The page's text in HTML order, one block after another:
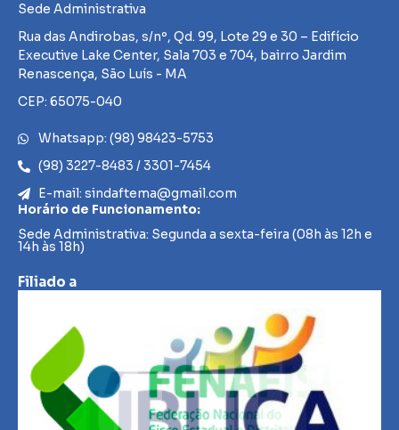
Sede Administrativa
Rua das Andirobas, s/nº, Qd. 99, Lote 29 e 30 – Edifício
Executive Lake Center, Sala 703 e 704, bairro Jardim
Renascença, São Luís - MA
CEP: 65075-040
Whatsapp: (98) 98423-5753
(98) 3227-8483 / 3301-7454
E-mail: sindaftema@gmail.com
Horário de Funcionamento:
Sede Administrativa: Segunda a sexta-feira (08h às 12h e
14h às 18h)
Filiado a